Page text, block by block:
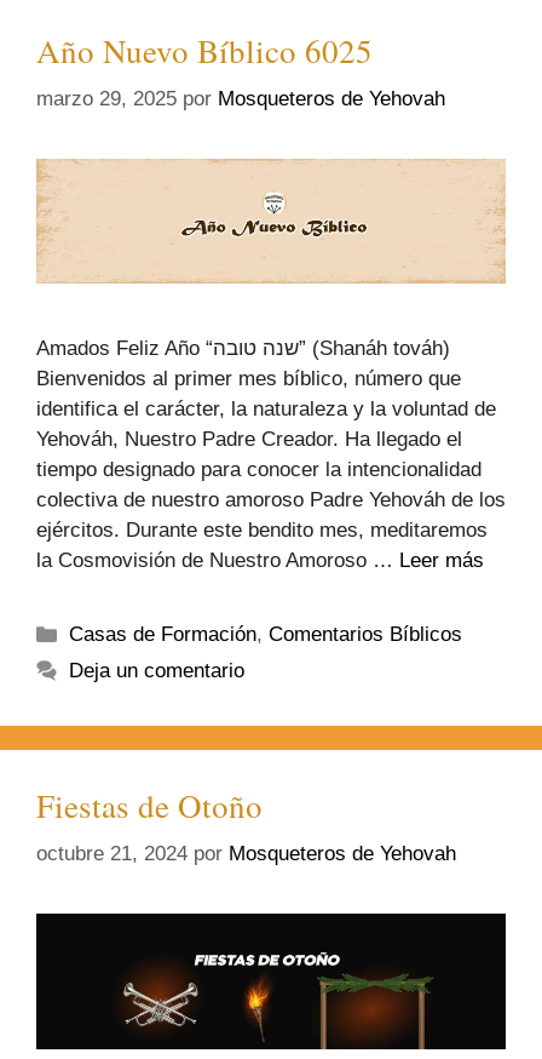
Año Nuevo Bíblico 6025
marzo 29, 2025 por Mosqueteros de Yehovah
Amados Feliz Año “שנה טובה” (Shanáh továh)
Bienvenidos al primer mes bíblico, número que
identifica el carácter, la naturaleza y la voluntad de
Yehováh, Nuestro Padre Creador. Ha llegado el
tiempo designado para conocer la intencionalidad
colectiva de nuestro amoroso Padre Yehováh de los
ejércitos. Durante este bendito mes, meditaremos
la Cosmovisión de Nuestro Amoroso … Leer más
Casas de Formación,Comentarios Bíblicos
Deja un comentario
Fiestas de Otoño
octubre 21, 2024 por Mosqueteros de Yehovah